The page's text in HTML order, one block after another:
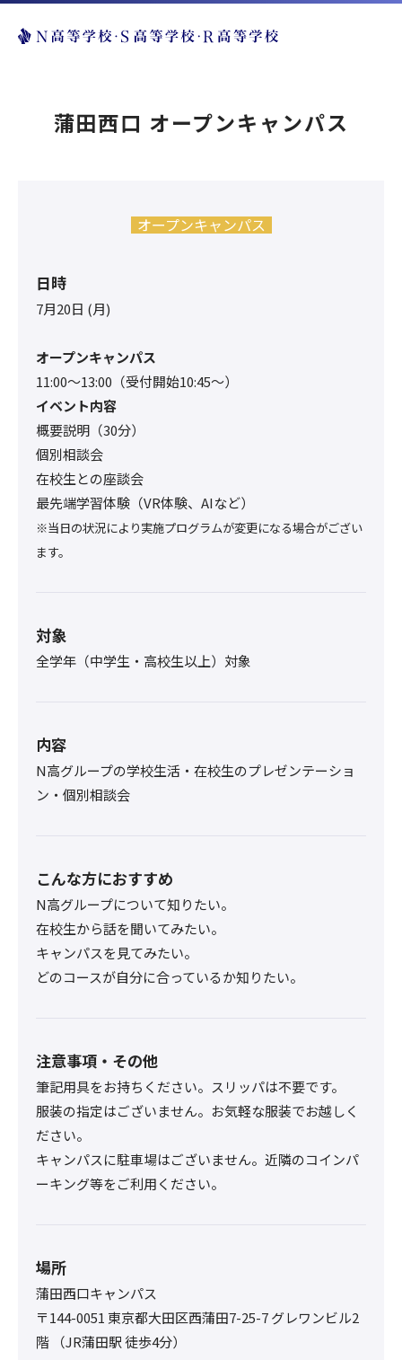
蒲田西口 オープンキャンパス
オープンキャンパス
日時
7月20日 (月)
オープンキャンパス
11:00～13:00（受付開始10:45～）
イベント内容
概要説明（30分）
個別相談会
在校生との座談会
最先端学習体験（VR体験、AIなど）
※当日の状況により実施プログラムが変更になる場合がござい
ます。
対象
全学年（中学生・高校生以上）対象
内容
N高グループの学校生活・在校生のプレゼンテーショ
ン・個別相談会
こんな方におすすめ
N高グループについて知りたい。
在校生から話を聞いてみたい。
キャンパスを見てみたい。
どのコースが自分に合っているか知りたい。
注意事項・その他
筆記用具をお持ちください。スリッパは不要です。
服装の指定はございません。お気軽な服装でお越しく
ださい。
キャンパスに駐車場はございません。近隣のコインパ
ーキング等をご利用ください。
場所
蒲田西口キャンパス
〒144-0051 東京都大田区西蒲田7-25-7 グレワンビル2
階 （JR蒲田駅 徒歩4分）